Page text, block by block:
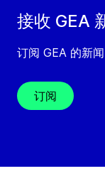
接收 GEA
订阅 GEA 的新
订阅